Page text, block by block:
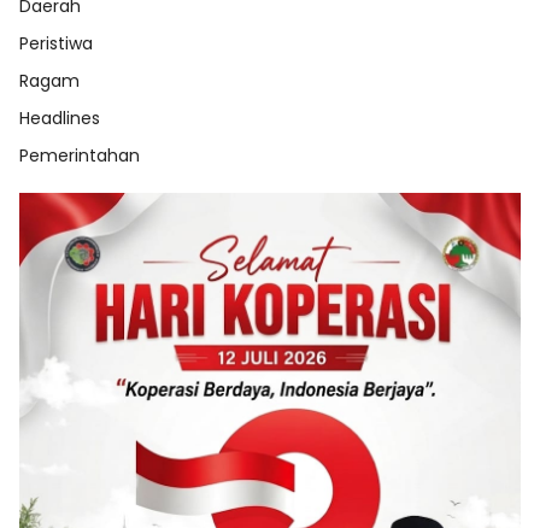
Daerah
Peristiwa
Ragam
Headlines
Pemerintahan